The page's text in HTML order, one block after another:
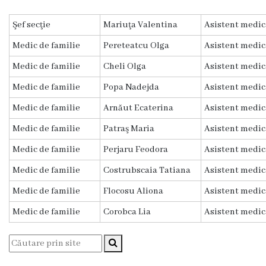
Secția
Medicină
de
Familie
1
Secția
Medicină
de
Familie
2
Centrul
Sănătății
Femeii
AMT
Buiucani
Şef secţie Mariuţa Valentina
Asistent
Medic de familie
Pereteatcu Olga
Asistent
Medic de familie
Cheli Olga
Asistent
Medic de familie
Popa Nadejda
Asistent
Medic de familie
Arnăut Ecaterina
Asistent
Medic de familie
Patraş Maria
Asistent
Medic de familie
Perjaru Feodora
Asistent
Medic de familie
Costrubscaia Tatiana
Asistent
Medic de familie
Flocosu Aliona
Asistent
Medic de familie
Corobca Lia Asistent